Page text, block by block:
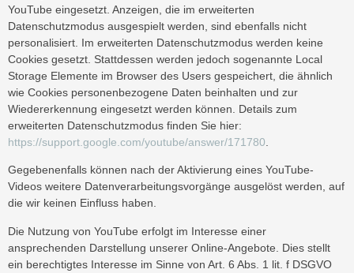
YouTube eingesetzt. Anzeigen, die im erweiterten
Datenschutzmodus ausgespielt werden, sind ebenfalls nicht
personalisiert. Im erweiterten Datenschutzmodus werden keine
Cookies gesetzt. Stattdessen werden jedoch sogenannte Local
Storage Elemente im Browser des Users gespeichert, die ähnlich
wie Cookies personenbezogene Daten beinhalten und zur
Wiedererkennung eingesetzt werden können. Details zum
erweiterten Datenschutzmodus finden Sie hier:
https://support.google.com/youtube/answer/171780
Gegebenenfalls können nach der Aktivierung eines YouTube-
Videos weitere Datenverarbeitungsvorgänge ausgelöst werden, auf
die wir keinen Einfluss haben.
Die Nutzung von YouTube erfolgt im Interesse einer
ansprechenden Darstellung unserer Online-Angebote. Dies stellt
ein berechtigtes Interesse im Sinne von Art. 6 Abs. 1 lit. f DSGVO